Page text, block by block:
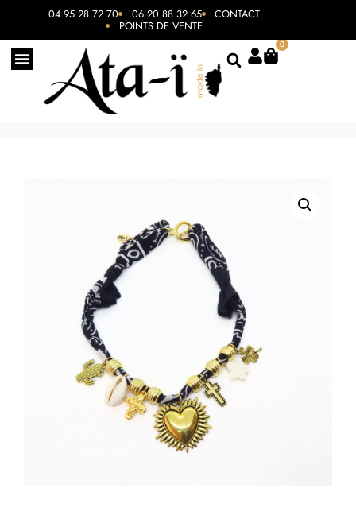
04 95 28 72 70 06 20 88 32 65 CONTACT
POINTS DE VENTE
0